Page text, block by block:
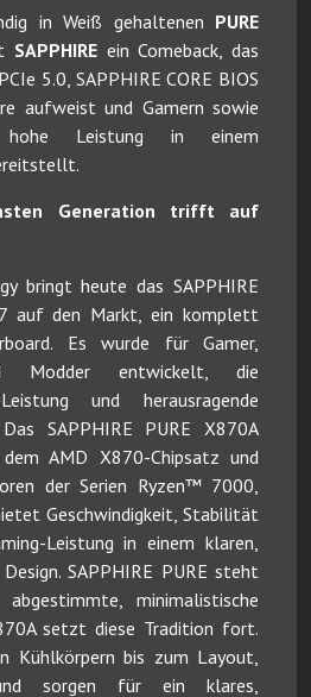
in Weiß gehaltenen PURE
SAPPHIRE ein Comeback, das
5.0, SAPPHIRE CORE BIOS
aufweist und Gamern sowie
hohe Leistung in einem
Generation trifft auf
bringt heute das SAPPHIRE
auf den Markt, ein komplett
Es wurde für Gamer,
Modder entwickelt, die
und herausragende
SAPPHIRE PURE X870A
AMD X870-Chipsatz und
der Serien Ryzen™ 7000,
Geschwindigkeit, Stabilität
Leistung in einem klaren,
SAPPHIRE PURE steht
minimalistische
setzt diese Tradition fort.
Kühlkörpern bis zum Layout,
sorgen für ein klares,